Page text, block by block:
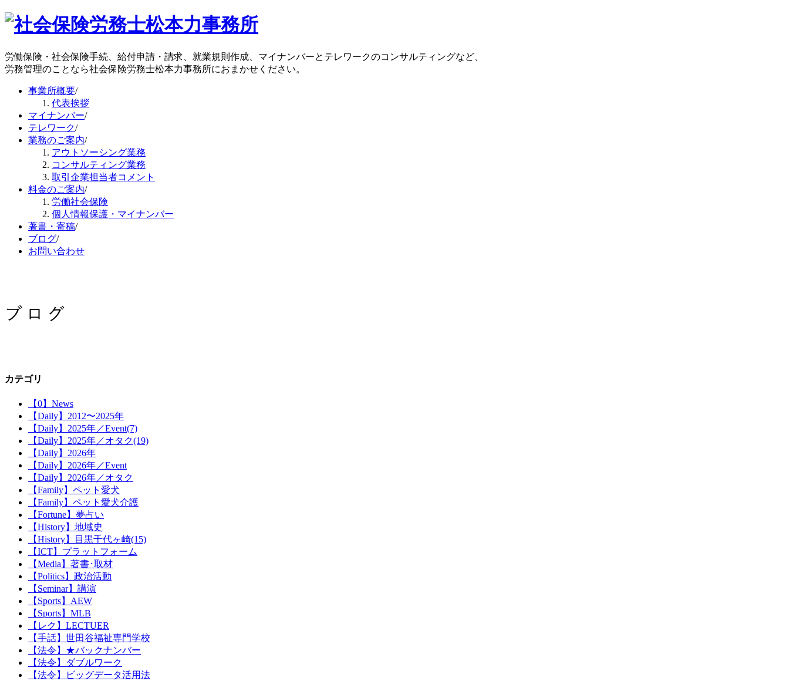
労働保険・社会保険手続、給付申請・請求、就業規則作成、マイナンバーとテレワークのコンサルティングなど、
労務管理のことなら社会保険労務士松本力事務所におまかせください。
事業所概要/
代表挨拶
マイナンバー/
テレワーク/
業務のご案内/
アウトソーシング業務
コンサルティング業務
取引企業担当者コメント
料金のご案内/
労働社会保険
個人情報保護・マイナンバー
著書・寄稿/
ブログ/
お問い合わせ
カテゴリ
【0】News
【Daily】2012〜2025年
【Daily】2025年／Event(7)
【Daily】2025年／オタク(19)
【Daily】2026年
【Daily】2026年／Event
【Daily】2026年／オタク
【Family】ペット愛犬
【Family】ペット愛犬介護
【Fortune】夢占い
【History】地域史
【History】目黒千代ヶ崎(15)
【ICT】プラットフォーム
【Media】著書･取材
【Politics】政治活動
【Seminar】講演
【Sports】AEW
【Sports】MLB
【レク】LECTUER
【手話】世田谷福祉専門学校
【法令】★バックナンバー
【法令】ダブルワーク
【法令】ビッグデータ活用法